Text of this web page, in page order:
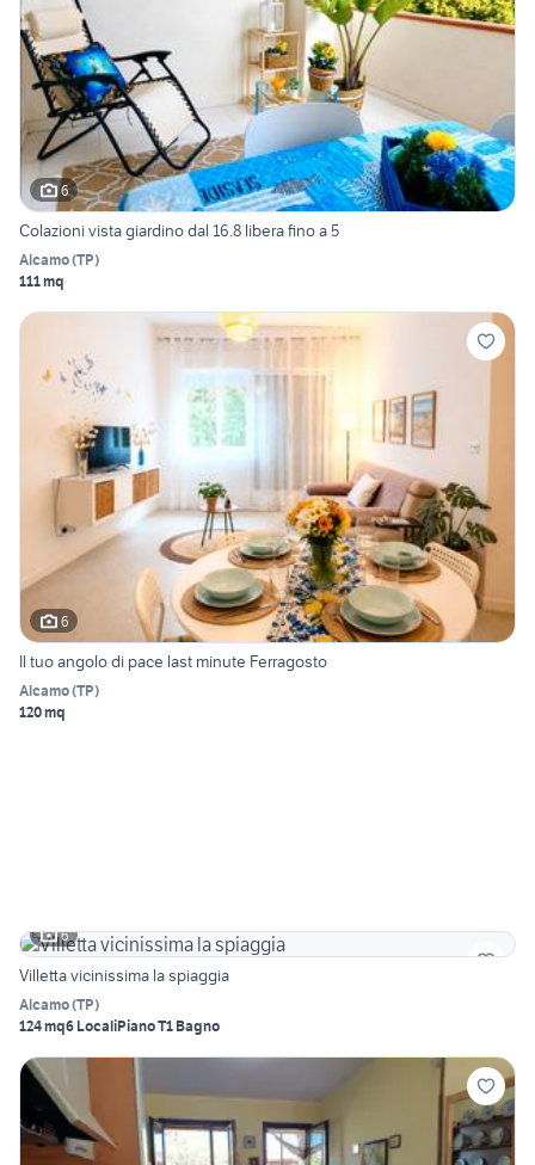
6
Colazioni vista giardino dal 16.8 libera fino a 5
Alcamo(TP)
111 mq
6
Il tuo angolo di pace last minute Ferragosto
Alcamo(TP)
120 mq
6
Villetta vicinissima la spiaggia
Alcamo(TP)
124 mq6 LocaliPiano T1 Bagno